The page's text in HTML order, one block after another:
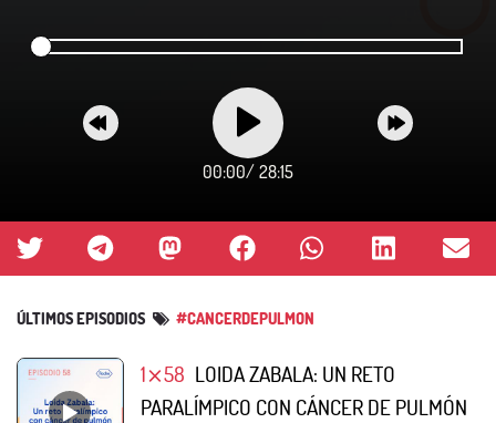
00:00/ 28:15
ÚLTIMOS EPISODIOS #CANCERDEPULMON
1⨯58 LOIDA ZABALA: UN RETO
PARALÍMPICO CON CÁNCER DE PULMÓN